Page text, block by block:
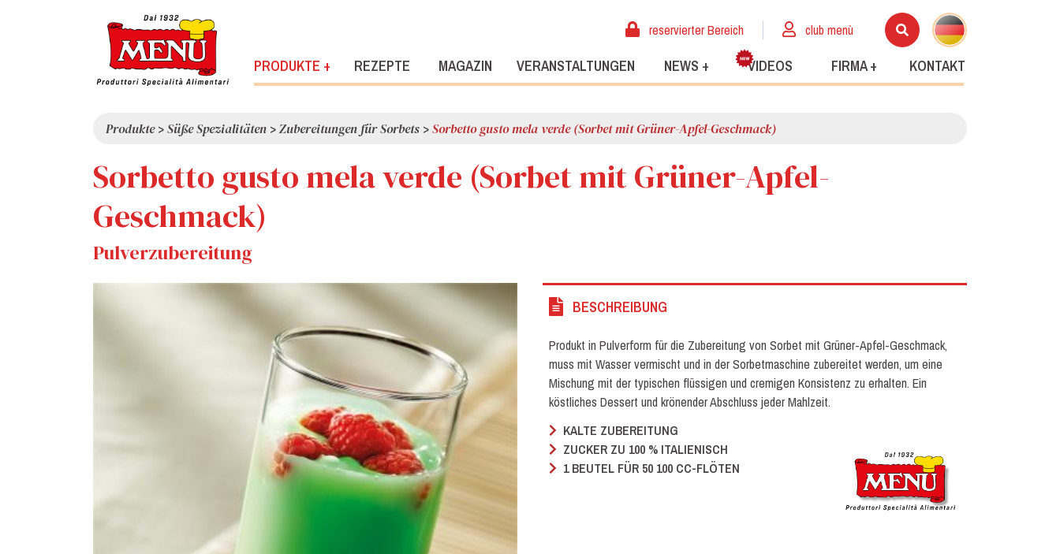
reservierter Bereich club menù
PRODUKTE + REZEPTE MAGAZIN VERANSTALTUNGEN NEWS + VIDEOS FIRMA + KONTAKT
Produkte>Süße Spezialitäten >Zubereitungen für Sorbets >Sorbetto gusto mela verde (Sorbet mit Grüner-Apfel-Geschmack)
Sorbetto gusto mela verde (Sorbet mit Grüner-Apfel-
Geschmack)
Pulverzubereitung
BESCHREIBUNG
Produkt in Pulverform für die Zubereitung von Sorbet mit Grüner-Apfel-Geschmack,
muss mit Wasser vermischt und in der Sorbetmaschine zubereitet werden, um eine
Mischung mit der typischen flüssigen und cremigen Konsistenz zu erhalten. Ein
köstliches Dessert und krönender Abschluss jeder Mahlzeit.
KALTE ZUBEREITUNG
ZUCKER ZU 100 % ITALIENISCH
1 BEUTEL FÜR 50 100 CC-FLÖTEN